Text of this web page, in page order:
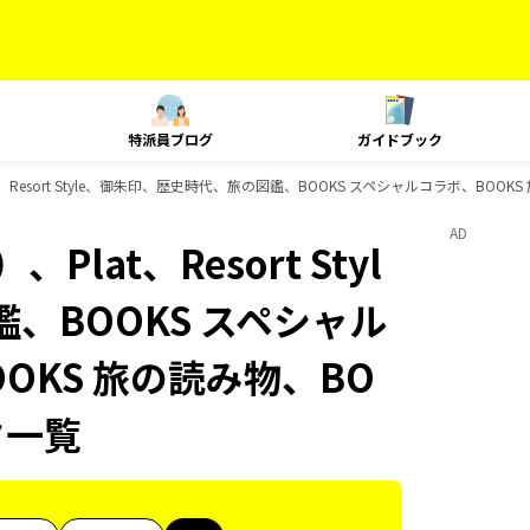
特派員ブログ ガイドブック
Style、御朱印、歴史時代、旅の図鑑、BOOKS スペシャルコラボ、
、Plat、Resort Styl
BOOKS スペシャル
旅の読み物、BO
覧
AD